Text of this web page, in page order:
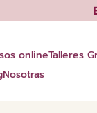
onlineTalleres
Nosotras